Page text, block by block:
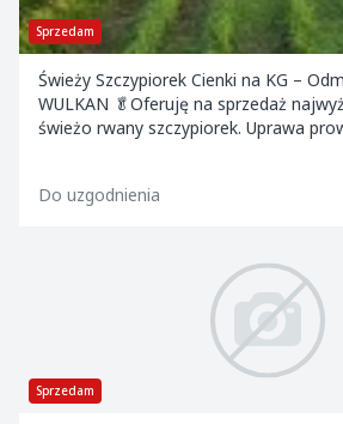
Sprzedam
Świeży Szczypiorek Cienki na KG –
WULKAN 🥬Oferuję na sprzedaż
świeżo rwany szczypiorek. Uprawa
Do uzgodnienia
Sprzedam